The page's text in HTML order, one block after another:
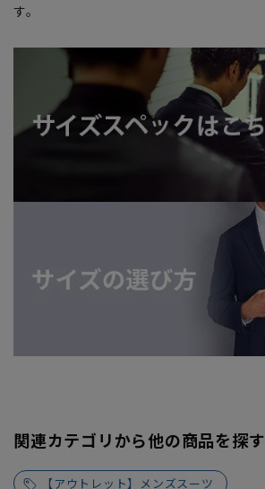
す。
関連カテゴリから他の商品を探す
【アウトレット】メンズスーツ